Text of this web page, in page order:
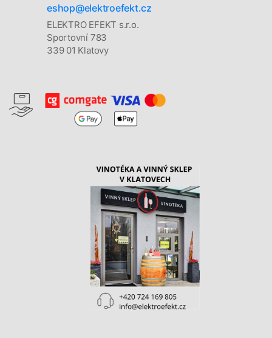
eshop@elektroefekt.cz
ELEKTRO EFEKT s.r.o.
Sportovní 783
339 01 Klatovy